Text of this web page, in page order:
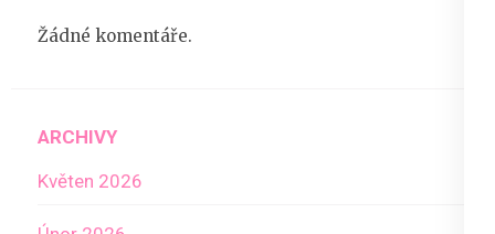
Žádné komentáře.
ARCHIVY
Květen 2026